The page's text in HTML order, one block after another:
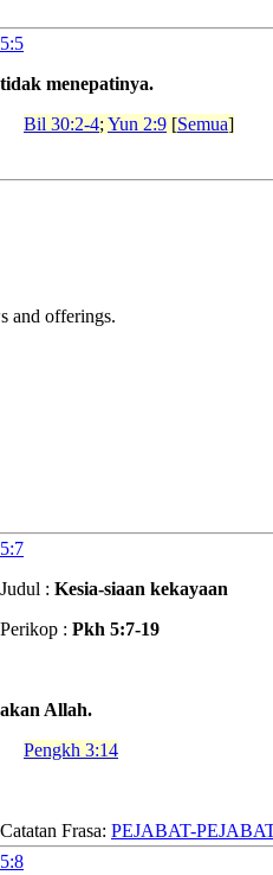
5:5
tidak menepatinya.
Bil 30:2-4; Yun 2:9 [Semua]
and offerings.
5:7
Judul : Kesia-siaan kekayaan
Perikop : Pkh 5:7-19
akan Allah.
Pengkh 3:14
Catatan Frasa: PEJABAT-
5:8